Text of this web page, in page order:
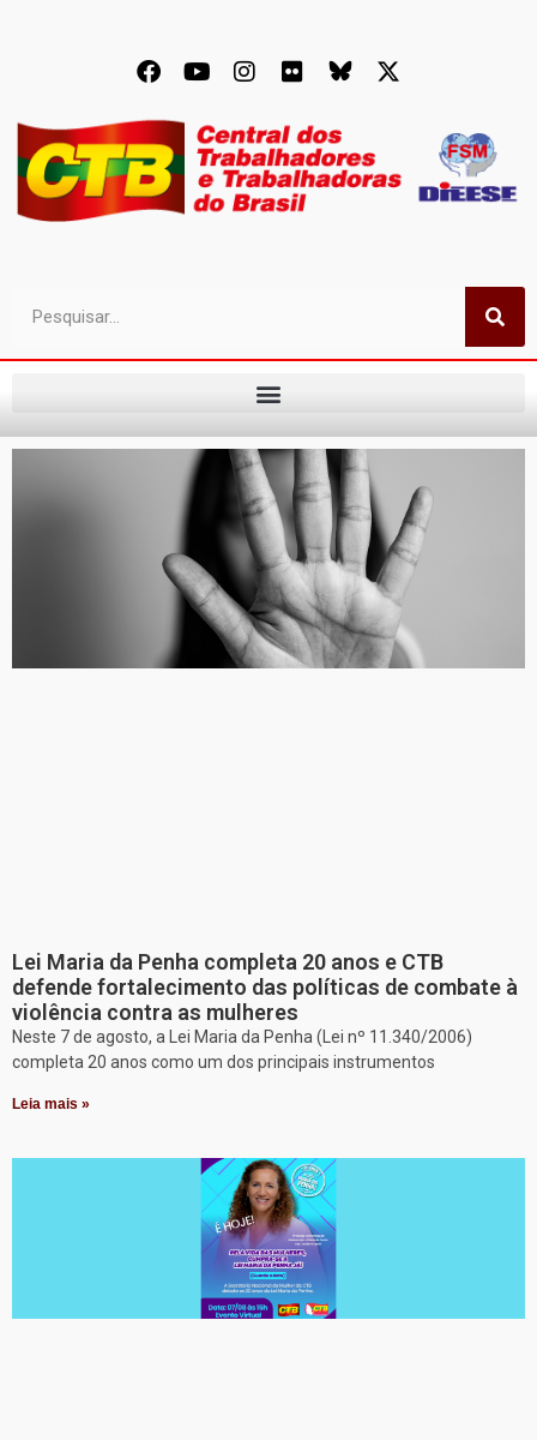
Lei Maria da Penha completa 20 anos e CTB
defende fortalecimento das políticas de combate à
violência contra as mulheres
Neste 7 de agosto, a Lei Maria da Penha (Lei nº 11.340/2006)
completa 20 anos como um dos principais instrumentos
Leia mais »